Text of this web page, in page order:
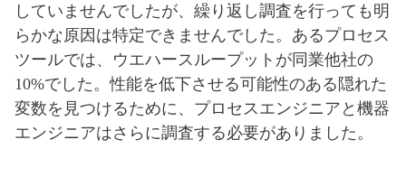
していませんでしたが、繰り返し調査を行っても明
らかな原因は特定できませんでした。あるプロセス
ツールでは、ウエハースループットが同業他社の
10%でした。性能を低下させる可能性のある隠れた
変数を見つけるために、プロセスエンジニアと機器
エンジニアはさらに調査する必要がありました。